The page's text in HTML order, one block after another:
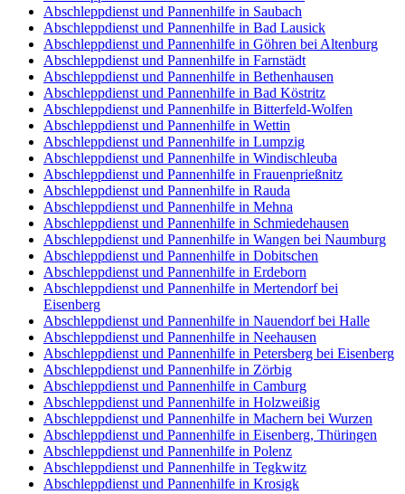
Abschleppdienst und Pannenhilfe in Saubach
Abschleppdienst und Pannenhilfe in Bad Lausick
Abschleppdienst und Pannenhilfe in Göhren bei Altenburg
Abschleppdienst und Pannenhilfe in Farnstädt
Abschleppdienst und Pannenhilfe in Bethenhausen
Abschleppdienst und Pannenhilfe in Bad Köstritz
Abschleppdienst und Pannenhilfe in Bitterfeld-Wolfen
Abschleppdienst und Pannenhilfe in Wettin
Abschleppdienst und Pannenhilfe in Lumpzig
Abschleppdienst und Pannenhilfe in Windischleuba
Abschleppdienst und Pannenhilfe in Frauenprießnitz
Abschleppdienst und Pannenhilfe in Rauda
Abschleppdienst und Pannenhilfe in Mehna
Abschleppdienst und Pannenhilfe in Schmiedehausen
Abschleppdienst und Pannenhilfe in Wangen bei Naumburg
Abschleppdienst und Pannenhilfe in Dobitschen
Abschleppdienst und Pannenhilfe in Erdeborn
Abschleppdienst und Pannenhilfe in Mertendorf bei
Eisenberg
Abschleppdienst und Pannenhilfe in Nauendorf bei Halle
Abschleppdienst und Pannenhilfe in Neehausen
Abschleppdienst und Pannenhilfe in Petersberg bei Eisenberg
Abschleppdienst und Pannenhilfe in Zörbig
Abschleppdienst und Pannenhilfe in Camburg
Abschleppdienst und Pannenhilfe in Holzweißig
Abschleppdienst und Pannenhilfe in Machern bei Wurzen
Abschleppdienst und Pannenhilfe in Eisenberg, Thüringen
Abschleppdienst und Pannenhilfe in Polenz
Abschleppdienst und Pannenhilfe in Tegkwitz
Abschleppdienst und Pannenhilfe in Krosigk